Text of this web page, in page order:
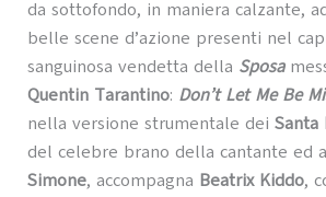
da sottofondo, in maniera calzante,
belle scene d’azione presenti nel
sanguinosa vendetta della Sposa
Quentin Tarantino: Don’t Let Me Be
nella versione strumentale dei Santa
del celebre brano della cantante ed
Simone, accompagna Beatrix Kiddo,